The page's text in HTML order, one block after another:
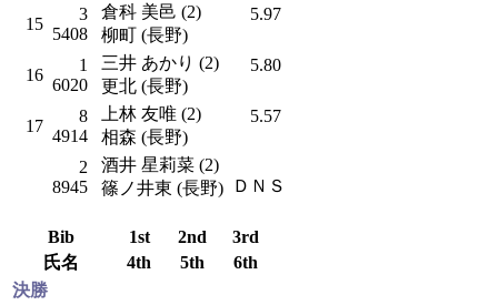
15
3
5408
倉科 美邑 (2)
柳町 (長野)
5.97
16
1
6020
三井 あかり (2)
更北 (長野)
5.80
17
8
4914
上林 友唯 (2)
相森 (長野)
5.57
2
8945
酒井 星莉菜 (2)
篠ノ井東 (長野)
ＤＮＳ
Bib 1st 2nd
3rd
氏名
4th 5th
6th
決勝